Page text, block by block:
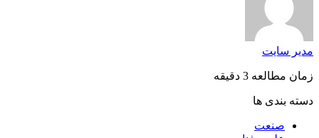
مدیر سایت
زمان مطالعه 3 دقیقه
دسته بندی ها
صنعت